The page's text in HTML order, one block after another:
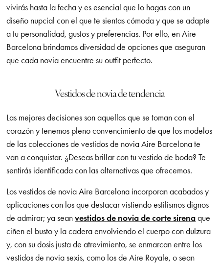
vivirás hasta la fecha y es esencial que lo hagas con un
diseño nupcial con el que te sientas cómoda y que se adapte
a tu personalidad, gustos y preferencias. Por ello, en Aire
Barcelona brindamos diversidad de opciones que aseguran
que cada novia encuentre su outfit perfecto.
Vestidos de novia de tendencia
Las mejores decisiones son aquellas que se toman con el
corazón y tenemos pleno convencimiento de que los modelos
de las colecciones de vestidos de novia Aire Barcelona te
van a conquistar. ¿Deseas brillar con tu vestido de boda? Te
sentirás identificada con las alternativas que ofrecemos.
Los vestidos de novia Aire Barcelona incorporan acabados y
aplicaciones con los que destacar vistiendo estilismos dignos
de admirar; ya seanvestidos de novia de corte sirenaque
ciñen el busto y la cadera envolviendo el cuerpo con dulzura
y, con su dosis justa de atrevimiento, se enmarcan entre los
vestidos de novia sexis, como los de Aire Royale, o sean